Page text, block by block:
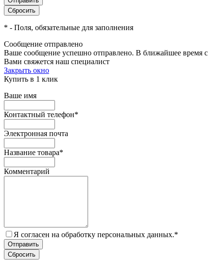
* - Поля, обязательные для заполнения
Сообщение отправлено
Ваше сообщение успешно отправлено. В ближайшее время с
Вами свяжется наш специалист
Закрыть окно
Купить в 1 клик
Ваше имя
Контактный телефон*
Электронная почта
Название товара*
Комментарий
Я согласен на обработку персональных данных.*